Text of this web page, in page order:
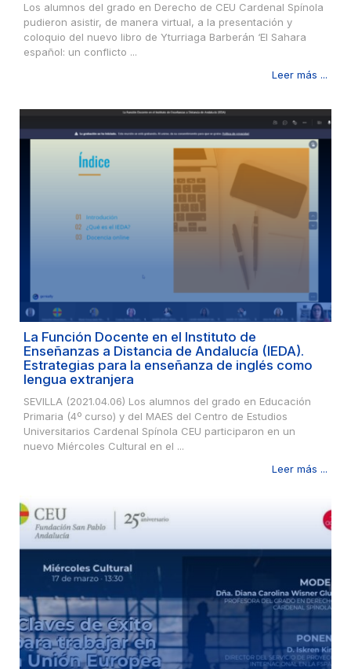
Los alumnos del grado en Derecho de CEU Cardenal Spínola
pudieron asistir, de manera virtual, a la presentación y
coloquio del nuevo libro de Yturriaga Barberán ‘El Sahara
español: un conflicto ...
Leer más ...
La Función Docente en el Instituto de
Enseñanzas a Distancia de Andalucía (IEDA).
Estrategias para la enseñanza de inglés como
lengua extranjera
SEVILLA (2021.04.06) Los alumnos del grado en Educación
Primaria (4º curso) y del MAES del Centro de Estudios
Universitarios Cardenal Spínola CEU participaron en un
nuevo Miércoles Cultural en el ...
Leer más ...